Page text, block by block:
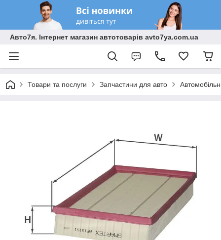
Авто7я. Інтернет магазин автотоварів avto7ya.com.ua
Товари та послуги Запчастини для авто